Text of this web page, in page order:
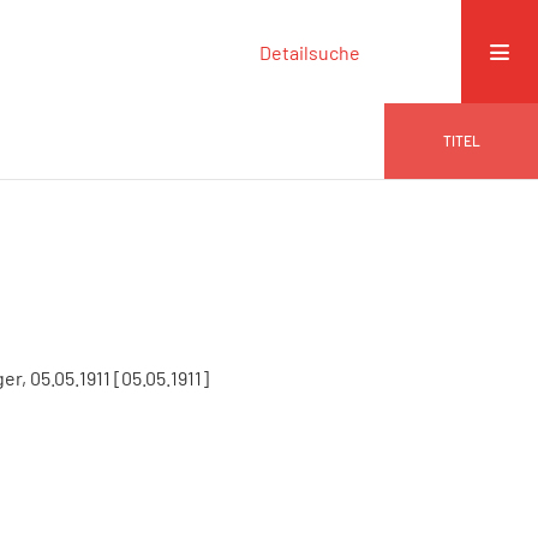
Detailsuche
TITEL
05.05.1911 [05.05.1911]